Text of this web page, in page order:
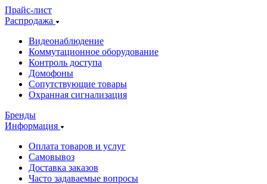
Прайс-лист
Распродажа
Видеонаблюдение
Коммутационное оборудование
Контроль доступа
Домофоны
Сопутствующие товары
Охранная сигнализация
Бренды
Информация
Оплата товаров и услуг
Самовывоз
Доставка заказов
Часто задаваемые вопросы